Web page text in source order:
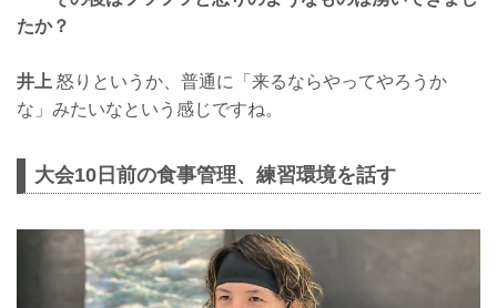
たか？
井上 怒りというか、普通に「来るならやってやろうか
な」みたいなという感じですね。
大会10日前の食事管理、練習環境を話す